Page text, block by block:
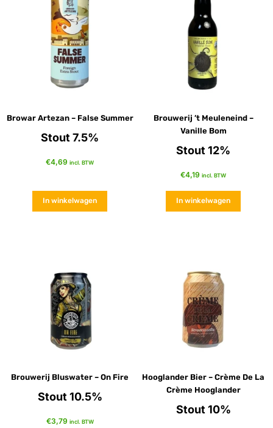
Browar Artezan – False Summer
Stout 7.5%
€4,69 incl. BTW
In winkelwagen
Brouwerij ’t Meuleneind –
Vanille Bom
Stout 12%
€4,19 incl. BTW
In winkelwagen
Brouwerij Bluswater – On Fire
Stout 10.5%
€3,79 incl. BTW
Hooglander Bier – Crème De La
Crème Hooglander
Stout 10%